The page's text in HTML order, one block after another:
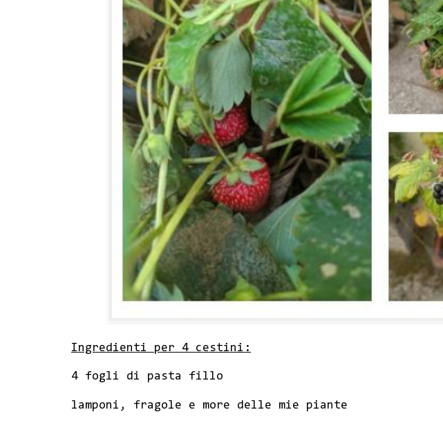
Ingredienti per 4 cestini:
4 fogli di pasta fillo
lamponi, fragole e more delle mie piante